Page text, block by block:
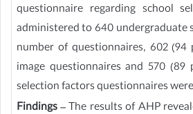
questionnaire regarding school
administered to 640
number of questionnaires, 602 (94
image questionnaires and 570 (89
selection factors questionnaires
Findings– The results of AHP